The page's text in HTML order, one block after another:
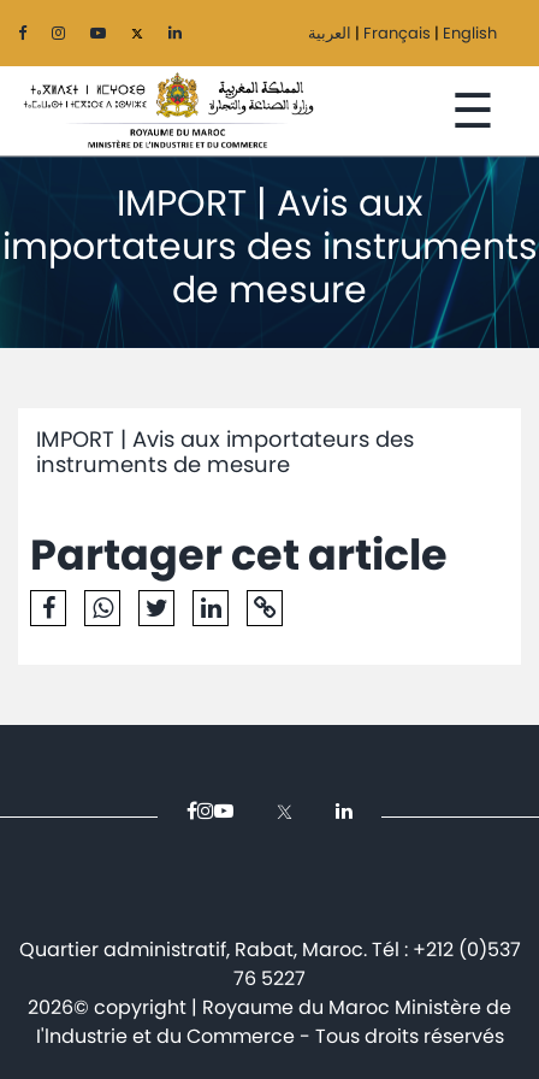
العربية | Français | English
☰
Accueil
Ministère
Régionalisation
Avis
et
annonces
IMPORT | Avis aux
importateurs des instruments
de mesure
IMPORT | Avis aux importateurs des
instruments de mesure
Partager cet article
Quartier administratif, Rabat, Maroc. Tél : +212 (0)537
76 5227
2026© copyright | Royaume du Maroc Ministère de
I'lndustrie et du Commerce - Tous droits réservés